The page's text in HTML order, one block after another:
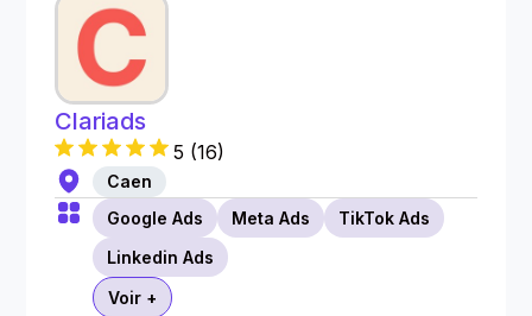
Clariads
5 (16)
Caen
Google Ads
Meta Ads
TikTok Ads
Linkedin Ads
Voir +